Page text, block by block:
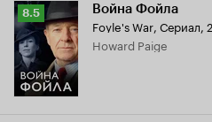
Рейтинг
Кинопоиска
8.5
8.5 Война Фойла
Foyle's War, Сериал,
Howard Paige